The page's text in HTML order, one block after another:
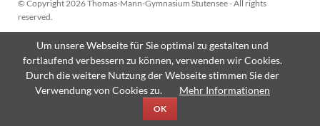
© Copyright 2026 Thomas-Mann-Gymnasium Stutensee - All rights
reserved.
überspringen
Um unsere Webseite für Sie optimal zu gestalten und
fortlaufend verbessern zu können, verwenden wir Cookies.
Durch die weitere Nutzung der Webseite stimmen Sie der
Verwendung von Cookies zu.
Mehr Informationen
OK